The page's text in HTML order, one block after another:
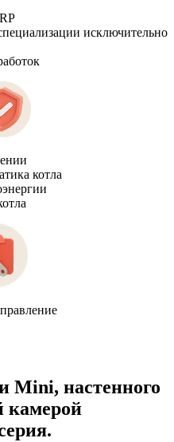
исключительно
котла
Mini, настенного
камерой